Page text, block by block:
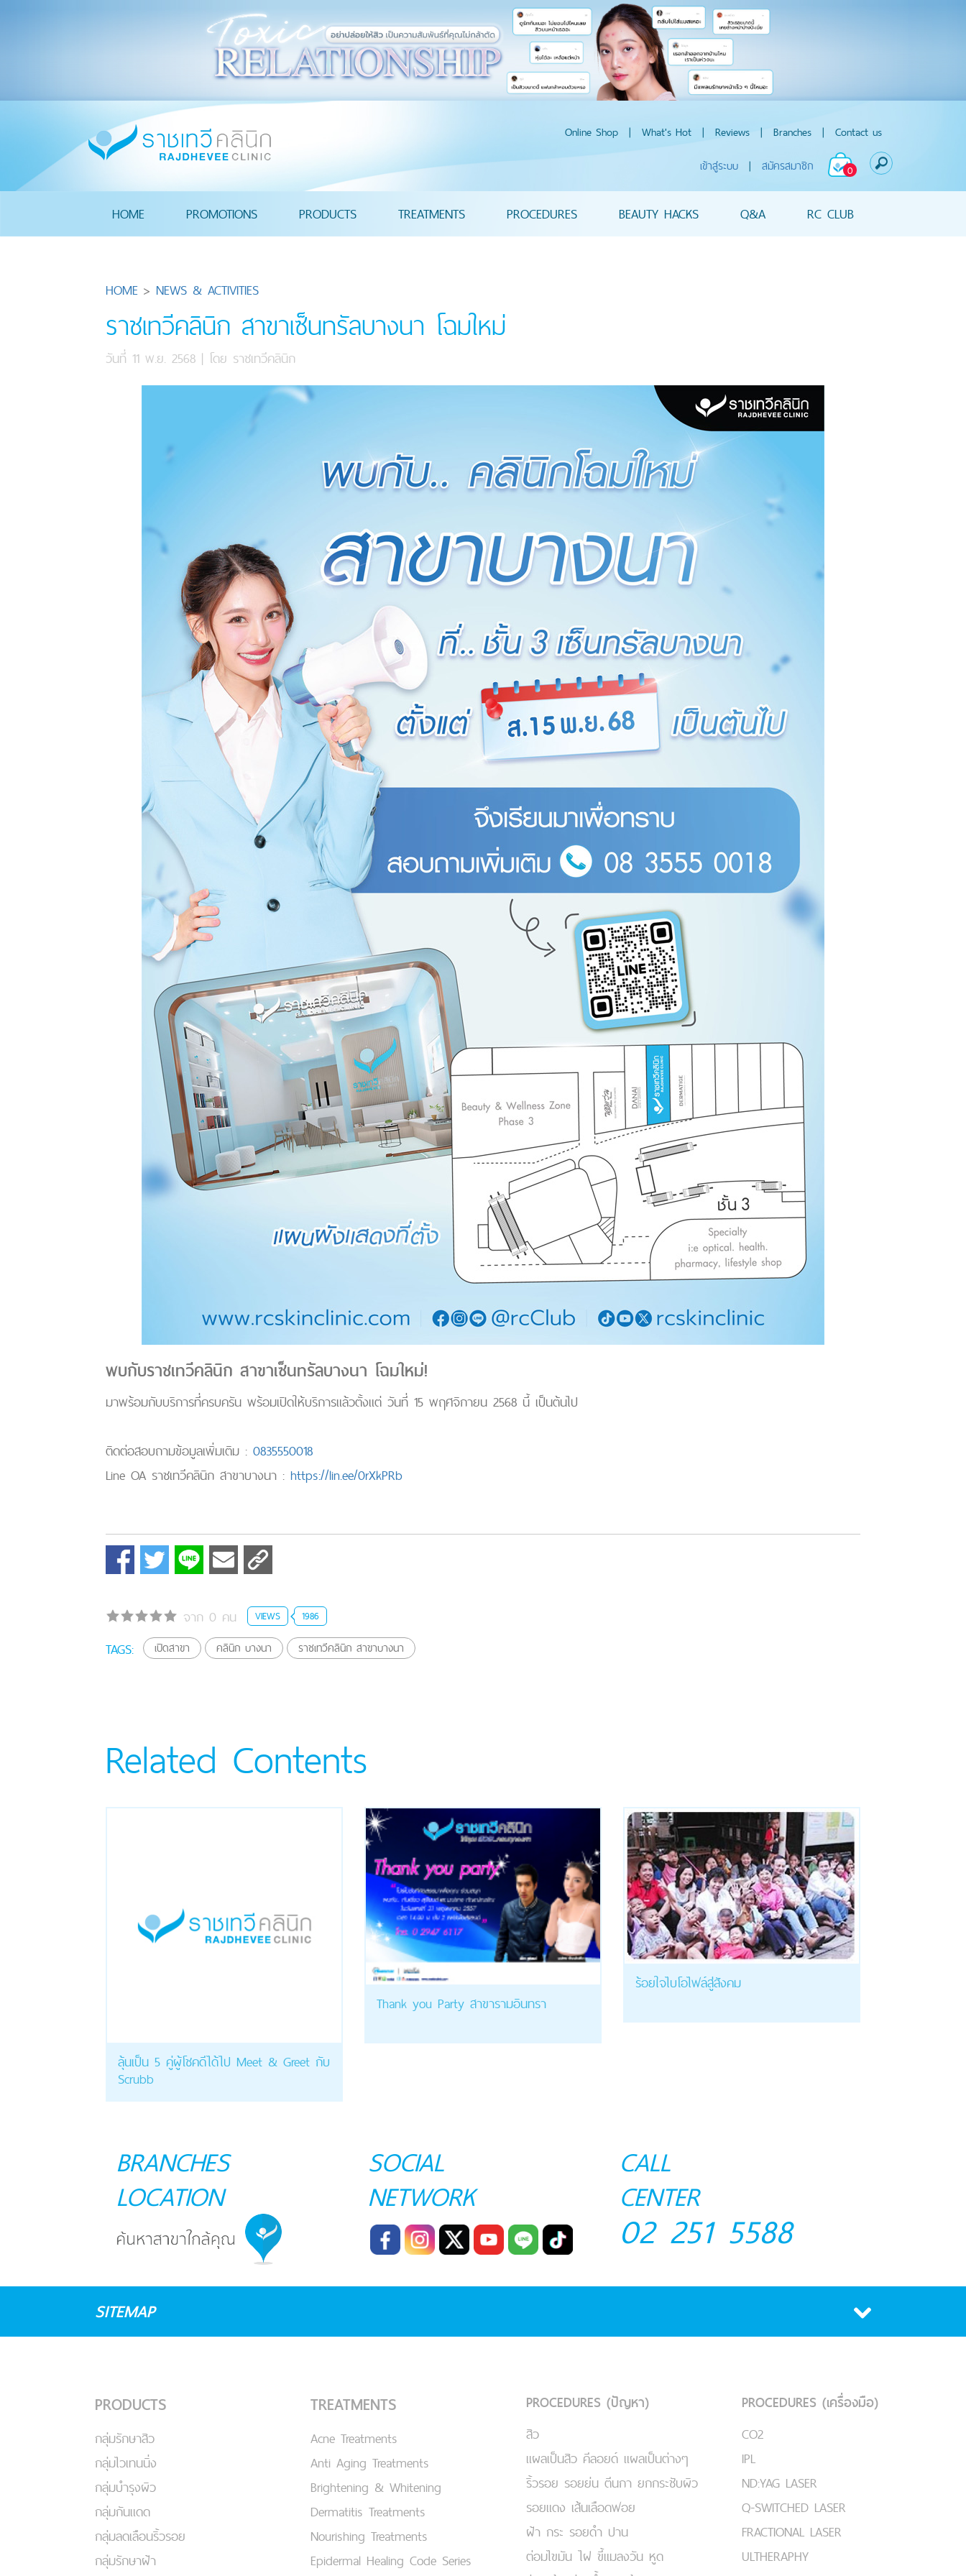
Online Shop | What's Hot | Reviews | Branches | Contact us
0
เข้าสู่ระบบ | สมัครสมาชิก
HOME PROMOTIONS PRODUCTS TREATMENTS PROCEDURES BEAUTY HACKS Q&A RC CLUB
HOME > NEWS & ACTIVITIES
ราชเทวีคลินิก สาขาเซ็นทรัลบางนา โฉมใหม่
วันที่ 11 พ.ย. 2568 | โดย ราชเทวีคลินิก
พบกับราชเทวีคลินิก สาขาเซ็นทรัลบางนา โฉมใหม่!
มาพร้อมกับบริการที่ครบครัน พร้อมเปิดให้บริการแล้วตั้งแต่ วันที่ 15 พฤศจิกายน 2568 นี้ เป็นต้นไป
ติดต่อสอบถามข้อมูลเพิ่มเติม : 0835550018
Line OA ราชเทวีคลินิก สาขาบางนา : https://lin.ee/0rXkPRb
จาก 0 คน VIEWS 1986
TAGS: เปิดสาขา คลินิก บางนา ราชเทวีคลินิก สาขาบางนา
Related Contents
ลุ้นเป็น 5 คู่ผู้โชคดีได้ไป Meet & Greet กับ
Scrubb
Thank you Party สาขารามอินทรา
ร้อยใจไบโอไฟล์สู่สังคม
BRANCHES
LOCATION
SOCIAL
NETWORK
CALL
CENTER
02 251 5588
SITEMAP
PRODUCTS
กลุ่มรักษาสิว
กลุ่มไวเทนนิ่ง
กลุ่มบำรุงผิว
กลุ่มกันแดด
กลุ่มลดเลือนริ้วรอย
กลุ่มรักษาฝ้า
TREATMENTS
Acne Treatments
Anti Aging Treatments
Brightening & Whitening
Dermatitis Treatments
Nourishing Treatments
Epidermal Healing Code Series
PROCEDURES (ปัญหา)
สิว
แผลเป็นสิว คีลอยด์ แผลเป็นต่างๆ
ริ้วรอย รอยย่น ตีนกา ยกกระชับผิว
รอยแดง เส้นเลือดฟอย
ฝ้า กระ รอยดำ ปาน
ต่อมไขมัน ไฝ ขี้แมลงวัน หูด
PROCEDURES (เครื่องมือ)
CO2
IPL
ND:YAG LASER
Q-SWITCHED LASER
FRACTIONAL LASER
ULTHERAPHY